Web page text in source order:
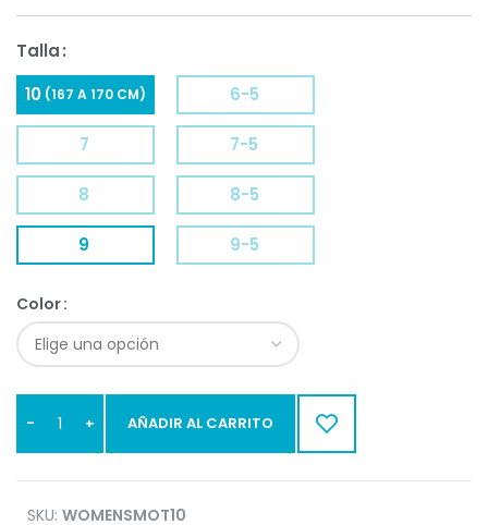
Talla
10 (167 A 170 CM) 6-5
7 7-5
8 8-5
9 9-5
Color
AÑADIR AL CARRITO
SKU: WOMENSMOT10